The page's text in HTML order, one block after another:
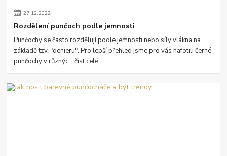
27.12.2022
Rozdělení punčoch podle jemnosti
Punčochy se často rozdělují podle jemnosti nebo síly vlákna na
základě tzv. "denieru". Pro lepší přehled jsme pro vás nafotili černé
punčochy v různýc...číst celé